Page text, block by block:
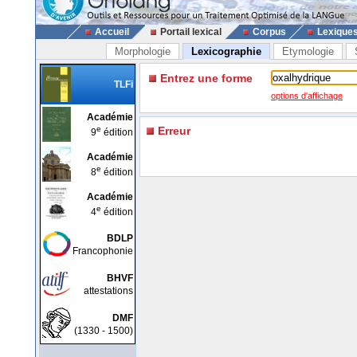
Accueil Portail lexical Corpus
Morphologie Lexicographie Etymologie
TLFi
Académie
9e édition
Académie
8e édition
Académie
4e édition
BDLP
Francophonie
BHVF
attestations
DMF
(1330 - 1500)
Entrez une forme
options d'affichage
Erreur